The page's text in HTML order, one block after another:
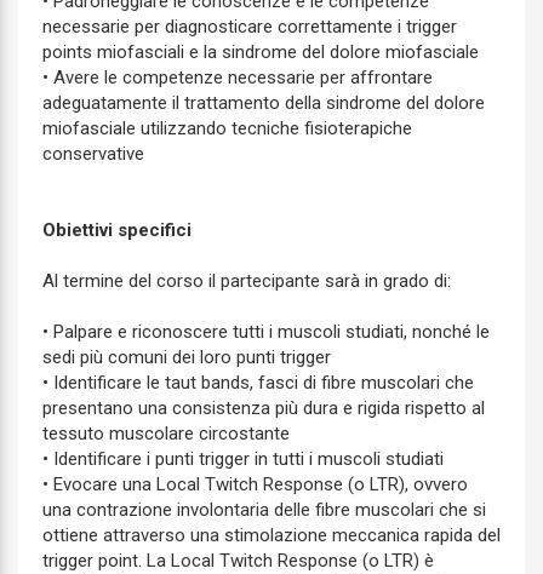
necessarie per diagnosticare correttamente i trigger
points miofasciali e la sindrome del dolore miofasciale
• Avere le competenze necessarie per affrontare
adeguatamente il trattamento della sindrome del dolore
miofasciale utilizzando tecniche fisioterapiche
conservative
Obiettivi specifici
Al termine del corso il partecipante sarà in grado di:
• Palpare e riconoscere tutti i muscoli studiati, nonché le
sedi più comuni dei loro punti trigger
• Identificare le taut bands, fasci di fibre muscolari che
presentano una consistenza più dura e rigida rispetto al
tessuto muscolare circostante
• Identificare i punti trigger in tutti i muscoli studiati
• Evocare una Local Twitch Response (o LTR), ovvero
una contrazione involontaria delle fibre muscolari che si
ottiene attraverso una stimolazione meccanica rapida del
trigger point. La Local Twitch Response (o LTR) è